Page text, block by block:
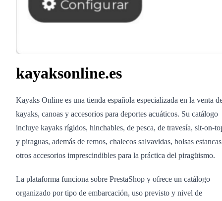
kayaksonline.es
Kayaks Online es una tienda española especializada en la venta
kayaks, canoas y accesorios para deportes acuáticos. Su catálogo
incluye kayaks rígidos, hinchables, de pesca, de travesía, sit-on-
y piraguas, además de remos, chalecos salvavidas, bolsas
otros accesorios imprescindibles para la práctica del piragüismo.
La plataforma funciona sobre PrestaShop y ofrece un catálogo
organizado por tipo de embarcación, uso previsto y nivel de